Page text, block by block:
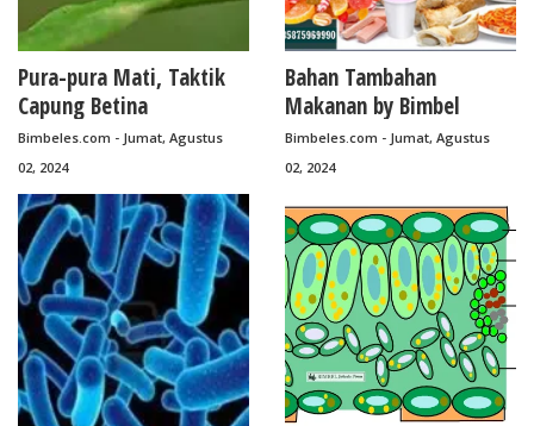
Pura-pura Mati, Taktik
Capung Betina
Menghindari Pejantan
Bimbeles.com - Jumat, Agustus
02, 2024
Bahan Tambahan
Makanan by Bimbel
Jakarta Timur
Bimbeles.com - Jumat, Agustus
02, 2024